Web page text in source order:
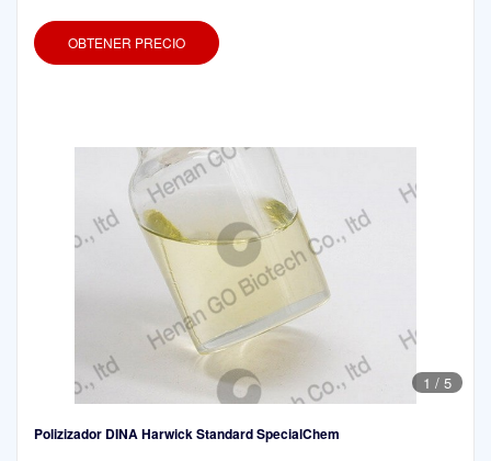
OBTENER PRECIO
1 / 5
Polizizador DINA Harwick Standard SpecialChem